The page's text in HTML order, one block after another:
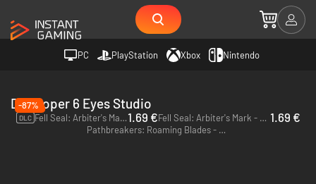
PC PlayStation Xbox Nintendo
Developer 6 Eyes Studio
-87%
DLC Fell Seal: Arbiter's Mark - Missions and Monsters - PC & Mac (Steam)1.69 € Fell Seal: Arbiter's Mark - PC & Mac (Steam) 1.69 €
Pathbreakers: Roaming Blades - PC & Mac (Steam)